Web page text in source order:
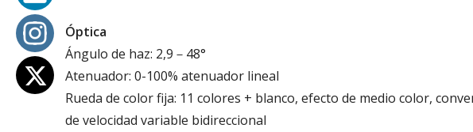
Óptica
Ángulo de haz: 2,9－48°
Atenuador: 0-100% atenuador lineal
Rueda de color fija: 11 colores + blanco, efecto de medio color,
de velocidad variable bidireccional